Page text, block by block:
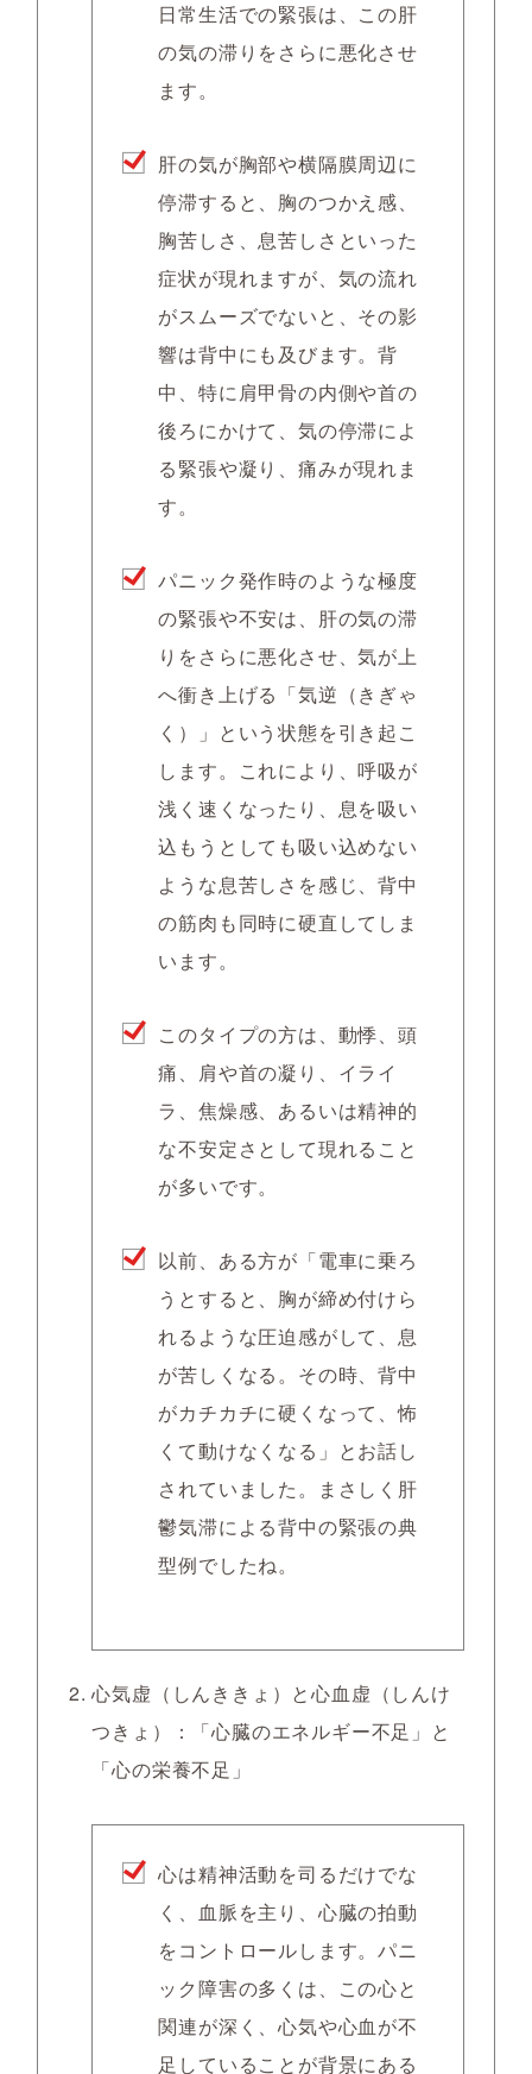
日常生活での緊張は、この肝
の気の滞りをさらに悪化させ
ます。
肝の気が胸部や横隔膜周辺に
停滞すると、胸のつかえ感、
胸苦しさ、息苦しさといった
症状が現れますが、気の流れ
がスムーズでないと、その影
響は背中にも及びます。背
中、特に肩甲骨の内側や首の
後ろにかけて、気の停滞によ
る緊張や凝り、痛みが現れま
す。
パニック発作時のような極度
の緊張や不安は、肝の気の滞
りをさらに悪化させ、気が上
へ衝き上げる「気逆（きぎゃ
く）」という状態を引き起こ
します。これにより、呼吸が
浅く速くなったり、息を吸い
込もうとしても吸い込めない
ような息苦しさを感じ、背中
の筋肉も同時に硬直してしま
います。
このタイプの方は、動悸、頭
痛、肩や首の凝り、イライ
ラ、焦燥感、あるいは精神的
な不安定さとして現れること
が多いです。
以前、ある方が「電車に乗ろ
うとすると、胸が締め付けら
れるような圧迫感がして、息
が苦しくなる。その時、背中
がカチカチに硬くなって、怖
くて動けなくなる」とお話し
されていました。まさしく肝
鬱気滞による背中の緊張の典
型例でしたね。
心気虚（しんききょ）と心血虚（しんけ
つきょ）：「心臓のエネルギー不足」と
「心の栄養不足」
心は精神活動を司るだけでな
く、血脈を主り、心臓の拍動
をコントロールします。パニ
ック障害の多くは、この心と
関連が深く、心気や心血が不
足していることが背景にある